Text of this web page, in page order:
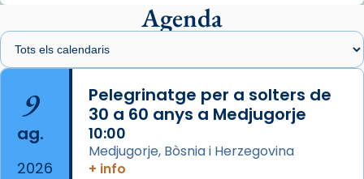
presidit aquest 27 de juliol la missa de Les
Santes de Mataró.
🔗
📸 J. Merino
Photo
View on Facebook ·
Agenda
9
ag.
2026
Pelegrinatge per a solters de
30 a 60 anys a Medjugorje
10:00
Medjugorje, Bòsnia i Herzegovina
+ info